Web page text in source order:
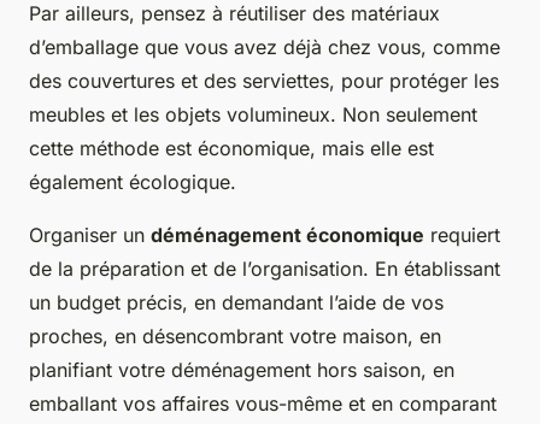
Par ailleurs, pensez à réutiliser des matériaux
d’emballage que vous avez déjà chez vous, comme
des couvertures et des serviettes, pour protéger les
meubles et les objets volumineux. Non seulement
cette méthode est économique, mais elle est
également écologique.
Organiser un déménagement économique requiert
de la préparation et de l’organisation. En établissant
un budget précis, en demandant l’aide de vos
proches, en désencombrant votre maison, en
planifiant votre déménagement hors saison, en
emballant vos affaires vous-même et en comparant